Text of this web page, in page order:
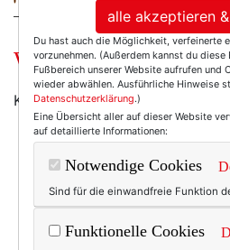
Wochend-Wow: Ca
Kein Gold, keine Diamanten -
alle akzeptieren
Du hast auch die Möglichkeit, verfeinerte
vorzunehmen. (Außerdem kannst du
Fußbereich unserer Website aufrufen und
wieder abwählen. Ausführliche Hinweise
Datenschutzerklärung.)
Eine Übersicht aller auf dieser Website
auf detaillierte Informationen:
Notwendige Cookies
Sind für die einwandfreie Funktion
Funktionelle Cookies